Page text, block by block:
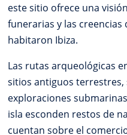
este sitio ofrece una
funerarias y las
habitaron Ibiza.
Las rutas arqueológicas
sitios antiguos
exploraciones
isla esconden restos de
cuentan sobre el